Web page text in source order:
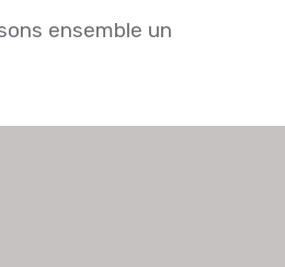
ensemble un